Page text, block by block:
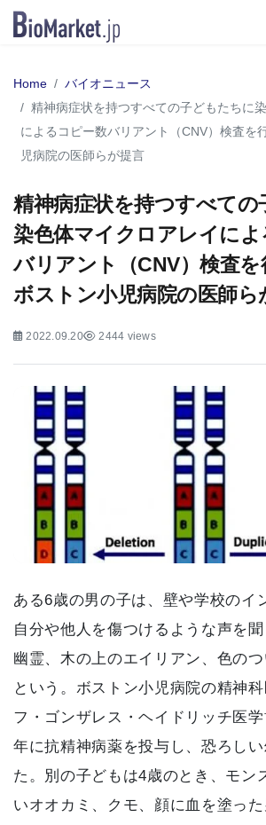
Home
バイオニュース
精神病症状を持つすべての子どもたちに
によるコピー数バリアント（CNV）検査を
児病院の医師らが提言
精神病症状を持つすべての
染色体マイクロアレイに
バリアント（CNV）検査を
ボストン小児病院の医師ら
2022.09.20 2444 views
ある6歳の男の子は、壁や学校のイ
自分や他人を傷つけるような声を聞
幽霊、木の上のエイリアン、色の
という。ボストン小児病院の精神
フ・ゴンザレス・ヘイドリッチ医
年に抗精神病薬を投与し、恐ろし
た。別の子どもは4歳のとき、モン
いオオカミ、クモ、顔に血を塗っ